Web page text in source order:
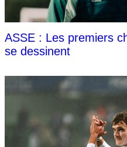
ASSE : Les premiers
se dessinent